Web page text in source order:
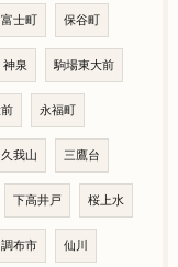
富士町 保谷町
神泉 駒場東大前
永福町
久我山 三鷹台
下高井戸 桜上水
調布市 仙川